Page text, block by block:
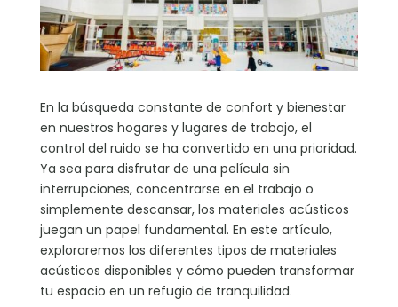
En la búsqueda constante de confort y bienestar
en nuestros hogares y lugares de trabajo, el
control del ruido se ha convertido en una prioridad.
Ya sea para disfrutar de una película sin
interrupciones, concentrarse en el trabajo o
simplemente descansar, los materiales acústicos
juegan un papel fundamental. En este artículo,
exploraremos los diferentes tipos de materiales
acústicos disponibles y cómo pueden transformar
tu espacio en un refugio de tranquilidad.